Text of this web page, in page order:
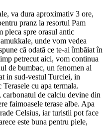
va dura aproximativ 3 ore,
pranz la resortul Pam
pleca spre orasul antic
unde vom vedea
că odată ce te-ai îmbăiat în
petrecut aici, vom continua
de bumbac, un fenomen al
in sud-vestul Turciei, in
cu apa termala.
carbonatul de calciu devine din
faimoasele terase albe. Apa
Celsius, iar turistii pot face
este buna pentru piele,